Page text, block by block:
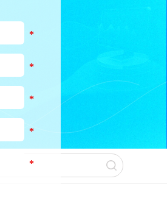
*
*
*
*
*